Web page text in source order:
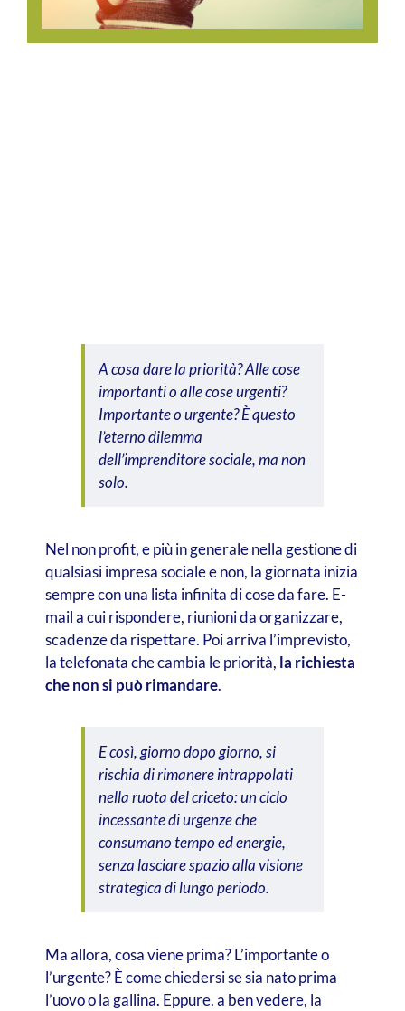
A cosa dare la priorità? Alle cose
importanti o alle cose urgenti?
Importante o urgente? È questo
l’eterno dilemma
dell’imprenditore sociale, ma non
solo.
Nel non profit, e più in generale nella gestione di
qualsiasi impresa sociale e non, la giornata inizia
sempre con una lista infinita di cose da fare. E-
mail a cui rispondere, riunioni da organizzare,
scadenze da rispettare. Poi arriva l’imprevisto,
la telefonata che cambia le priorità, la richiesta
che non si può rimandare.
E così, giorno dopo giorno, si
rischia di rimanere intrappolati
nella ruota del criceto: un ciclo
incessante di urgenze che
consumano tempo ed energie,
senza lasciare spazio alla visione
strategica di lungo periodo.
Ma allora, cosa viene prima? L’importante o
l’urgente? È come chiedersi se sia nato prima
l’uovo o la gallina. Eppure, a ben vedere, la